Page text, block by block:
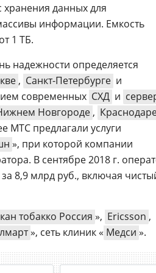
данных для
информации. Емкость
1 ТБ.
надежности определяется
, Санкт-Петербурге и
современных СХД и
Новгороде ,
МТС предлагали услуги
», при которой компании
В сентябре 2018 г.
8,9 млрд руб., включая
тобакко Россия », Ericsson ,
», сеть клиник « Медси ».